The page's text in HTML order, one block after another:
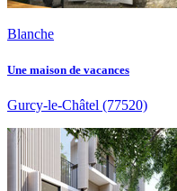
Blanche
Une maison de vacances
Gurcy-le-Châtel (77520)